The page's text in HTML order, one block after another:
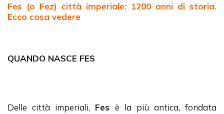
Fes (o Fez) città imperiale: 1200 anni di storia.
Ecco cosa vedere
QUANDO NASCE FES
Delle città imperiali, Fes è la più antica, fondata